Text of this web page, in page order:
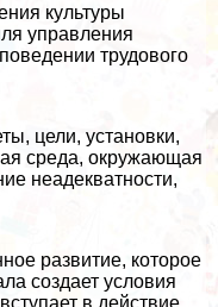
культуры
управления
трудового
цели, установки,
среда, окружающая
неадекватности,
развитие, которое
создает условия
в действие